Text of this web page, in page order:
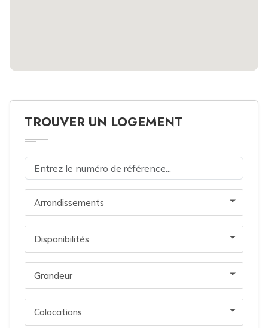
TROUVER UN LOGEMENT
Arrondissements
Disponibilités
Grandeur
Colocations